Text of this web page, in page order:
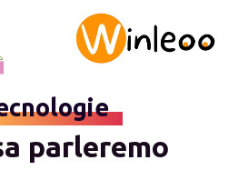
parleremo